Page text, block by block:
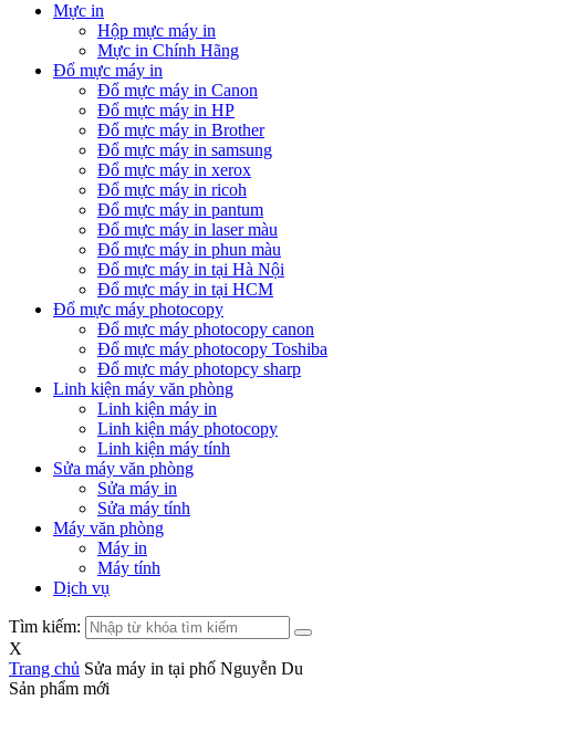
Mực in
Hộp mực máy in
Mực in Chính Hãng
Đổ mực máy in
Đổ mực máy in Canon
Đổ mực máy in HP
Đổ mực máy in Brother
Đổ mực máy in samsung
Đổ mực máy in xerox
Đổ mực máy in ricoh
Đổ mực máy in pantum
Đổ mực máy in laser màu
Đổ mực máy in phun màu
Đổ mực máy in tại Hà Nội
Đổ mực máy in tại HCM
Đổ mực máy photocopy
Đổ mực máy photocopy canon
Đổ mực máy photocopy Toshiba
Đổ mực máy photopcy sharp
Linh kiện máy văn phòng
Linh kiện máy in
Linh kiện máy photocopy
Linh kiện máy tính
Sửa máy văn phòng
Sửa máy in
Sửa máy tính
Máy văn phòng
Máy in
Máy tính
Dịch vụ
Tìm kiếm:
X
Trang chủ Sửa máy in tại phố Nguyễn Du
Sản phẩm mới